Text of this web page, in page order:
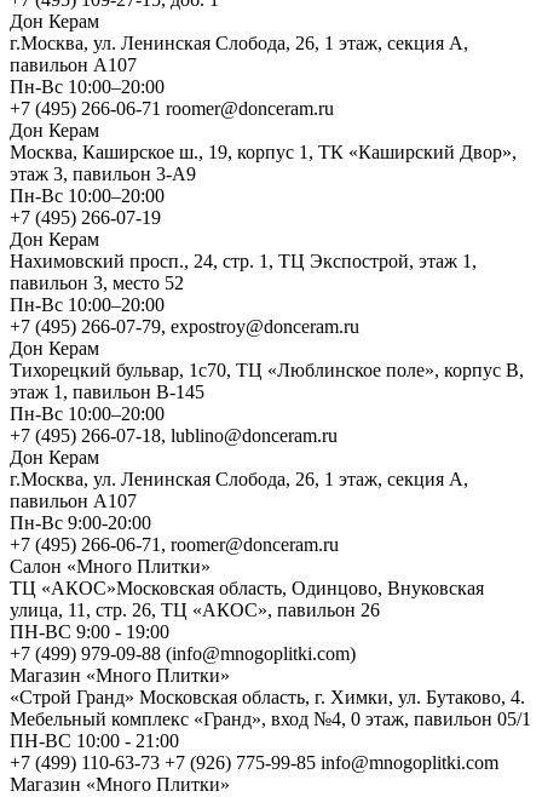
Дон Керам
г.Москва, ул. Ленинская Слобода, 26, 1 этаж, секция А,
павильон А107
Пн-Вс 10:00–20:00
+7 (495) 266-06-71 roomer@donceram.ru
Дон Керам
Москва, Каширское ш., 19, корпус 1, ТК «Каширский Двор»,
этаж 3, павильон 3-А9
Пн-Вс 10:00–20:00
+7 (495) 266-07-19
Дон Керам
Нахимовский просп., 24, стр. 1, ТЦ Экспострой, этаж 1,
павильон 3, место 52
Пн-Вс 10:00–20:00
+7 (495) 266-07-79, expostroy@donceram.ru
Дон Керам
Тихорецкий бульвар, 1с70, ТЦ «Люблинское поле», корпус В,
этаж 1, павильон В-145
Пн-Вс 10:00–20:00
+7 (495) 266-07-18, lublino@donceram.ru
Дон Керам
г.Москва, ул. Ленинская Слобода, 26, 1 этаж, секция А,
павильон А107
Пн-Вс 9:00-20:00
+7 (495) 266-06-71, roomer@donceram.ru
Салон «Много Плитки»
ТЦ «АКОС»Московская область, Одинцово, Внуковская
улица, 11, стр. 26, ТЦ «АКОС», павильон 26
ПН-ВС 9:00 - 19:00
+7 (499) 979-09-88 (info@mnogoplitki.com)
Магазин «Много Плитки»
«Строй Гранд» Московская область, г. Химки, ул. Бутаково, 4.
Мебельный комплекс «Гранд», вход №4, 0 этаж, павильон 05/1
ПН-ВС 10:00 - 21:00
+7 (499) 110-63-73 +7 (926) 775-99-85 info@mnogoplitki.com
Магазин «Много Плитки»